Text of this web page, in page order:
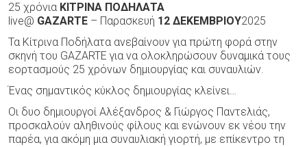
25 χρόνια ΚΙΤΡΙΝΑ ΠΟΔΗΛΑΤΑ
live@ GAZARTE – Παρασκευή 12 ΔΕΚΕΜΒΡΙΟΥ2025
Τα Κίτρινα Ποδήλατα ανεβαίνουν για πρώτη φορά στην
σκηνή του GAZARTE για να ολοκληρώσουν δυναμικά τους
εορτασμούς 25 χρόνων δημιουργίας και συναυλιών.
Ένας σημαντικός κύκλος δημιουργίας κλείνει…
Οι δυο δημιουργοί Αλέξανδρος & Γιώργος Παντελιάς,
προσκαλούν αληθινούς φίλους και ενώνουν εκ νέου την
παρέα, για ακόμη μια συναυλιακή γιορτή, με επίκεντρο τη